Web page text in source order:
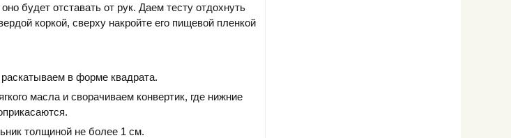
будет отставать от рук. Даем тесту отдохнуть
коркой, сверху накройте его пищевой пленкой
в форме квадрата.
масла и сворачиваем конвертик, где нижние
толщиной не более 1 см.